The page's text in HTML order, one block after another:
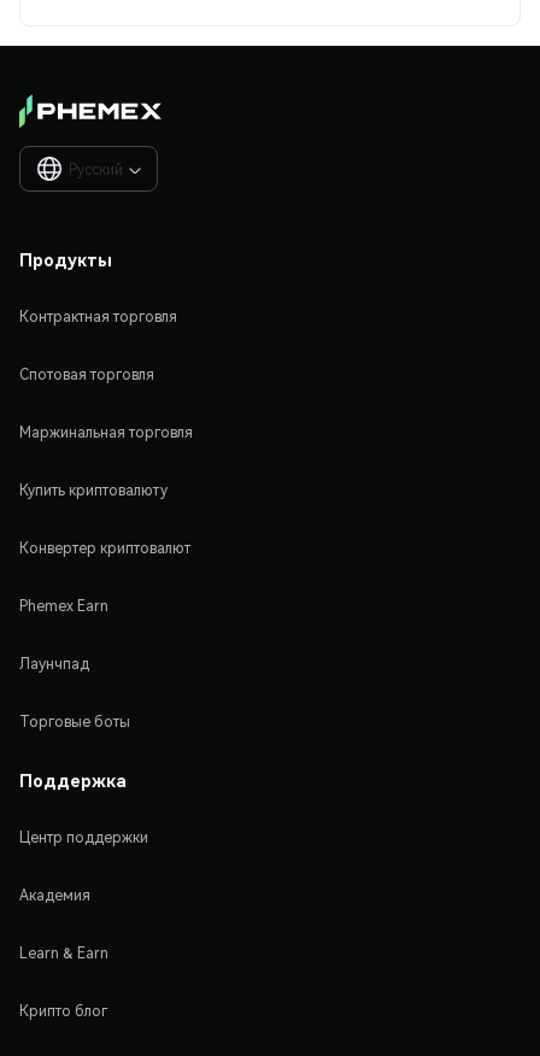
Русский 
Продукты
Контрактная торговля
Спотовая торговля
Маржинальная торговля
Купить криптовалюту
Конвертер криптовалют
Phemex Earn
Лаунчпад
Торговые боты
Поддержка
Центр поддержки
Академия
Learn & Earn
Крипто блог